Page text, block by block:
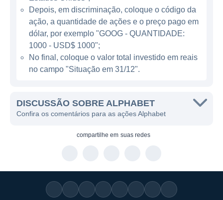
constantemente sua presença em diversos
mercados.
ATUAÇÃO DA ALPHABET
A Alphabet atua em diversos setores,
automação doméstica, e serviços de nuvem.
A companhia possui uma forte influência no
setor de publicidade digital, onde suas
conectem a públicos em larga escala.
O portfólio de produtos e serviços da
Depois, em discriminação, coloque o código da
ação, a quantidade de ações e o preço pago em
dólar, por exemplo "GOOG - QUANTIDADE:
1000 - USD$ 1000";
No final, coloque o valor total investido em reais
no campo "Situação em 31/12".
DISCUSSÃO SOBRE ALPHABET
Confira os comentários para as ações Alphabet
compartilhe em suas redes